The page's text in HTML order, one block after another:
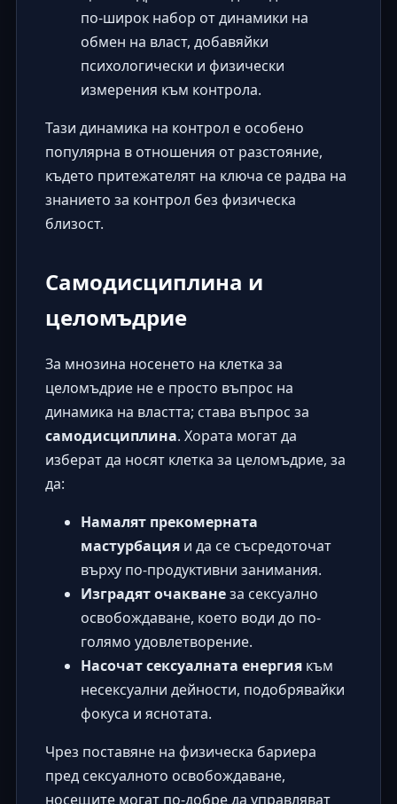
по-широк набор от динамики на
обмен на власт, добавяйки
психологически и физически
измерения към контрола.
Тази динамика на контрол е особено
популярна в отношения от разстояние,
където притежателят на ключа се радва на
знанието за контрол без физическа
близост.
Самодисциплина и
целомъдрие
За мнозина носенето на клетка за
целомъдрие не е просто въпрос на
динамика на властта; става въпрос за
самодисциплина. Хората могат да
изберат да носят клетка за целомъдрие, за
да:
Намалят прекомерната
мастурбацияи да се съсредоточат
върху по-продуктивни занимания.
Изградят очакванеза сексуално
освобождаване, което води до по-
голямо удовлетворение.
Насочат сексуалната енергиякъм
несексуални дейности, подобрявайки
фокуса и яснотата.
Чрез поставяне на физическа бариера
пред сексуалното освобождаване,
носещите могат по-добре да управляват